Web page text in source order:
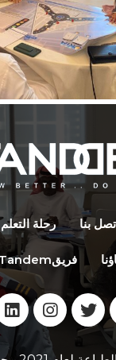
بنا رحلة التعلم
فریقTandem